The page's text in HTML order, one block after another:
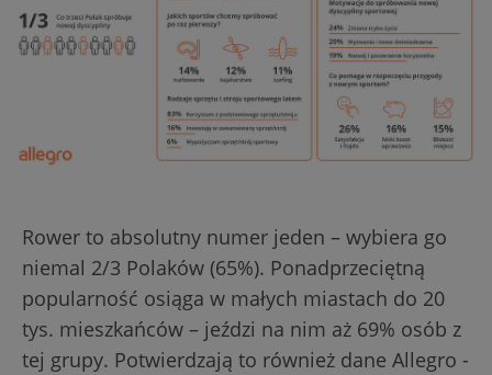
Rower to absolutny numer jeden – wybiera go
niemal 2/3 Polaków (65%). Ponadprzeciętną
popularność osiąga w małych miastach do 20
tys. mieszkańców – jeździ na nim aż 69% osób z
tej grupy. Potwierdzają to również dane Allegro -